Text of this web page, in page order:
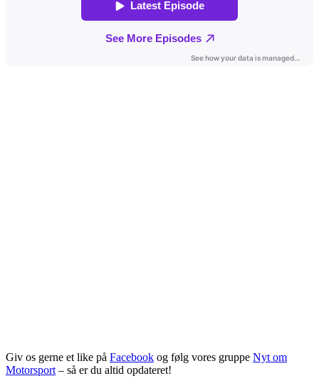
Giv os gerne et like på Facebook og følg vores gruppe Nyt om
Motorsport – så er du altid opdateret!